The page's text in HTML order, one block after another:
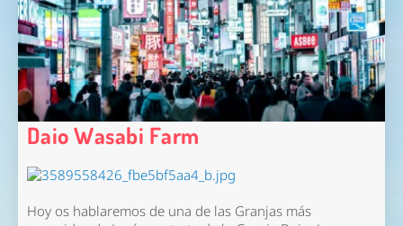
Daio Wasabi Farm
Hoy os hablaremos de una de las Granjas más